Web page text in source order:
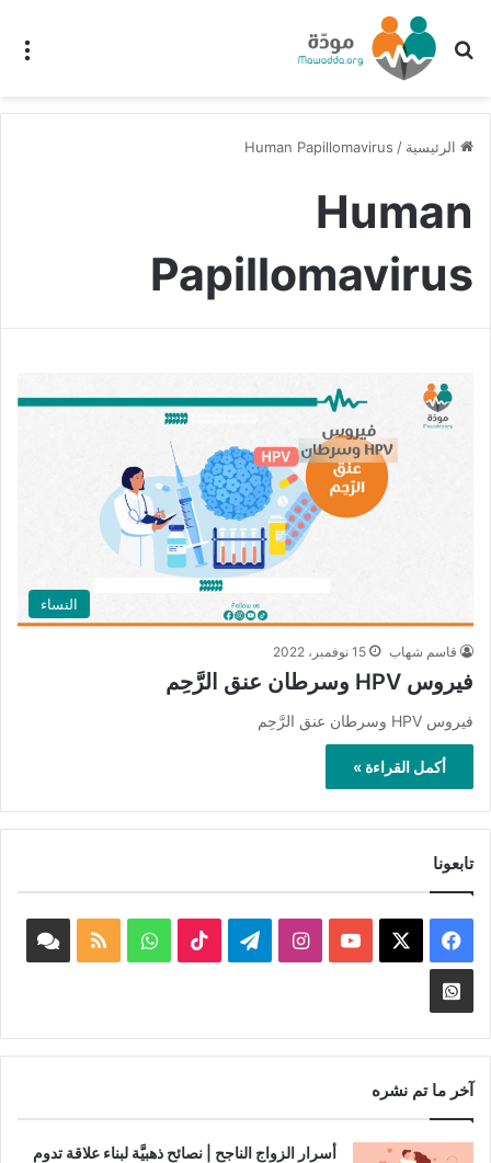
بحث عن
الرئيسية /
Human Papillomavirus
Human
Papillomavirus
النساء
قاسم شهاب 15 نوفمبر، 2022
فيروس HPV وسرطان عنق الرَّحِم
فيروس HPV وسرطان عنق الرَّحِم
أكمل القراءة »
تابعونا
فيسبوك ‫YouTubeانستقرامتيلقرام ‫TikTokواتسابملخص
Whatsapp
Channel
آخر ما تم نشره
أسرار الزواج الناجح | نصائح ذهبيَّة لبناء علاقة تدوم